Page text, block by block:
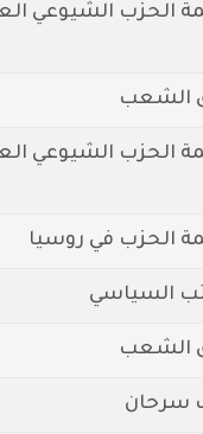
الحزب الشيوعي
الشعب
الحزب الشيوعي
الحزب في روسيا
السياسي
الشعب
سرحان